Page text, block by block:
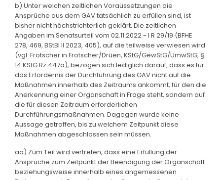
b) Unter welchen zeitlichen Voraussetzungen die
Ansprüche aus dem GAV tatsächlich zu erfüllen sind, ist
bisher nicht höchstrichterlich geklärt. Die zeitlichen
Angaben im Senatsurteil vom 02.11.2022 - I R 29/19 (BFHE
278, 469, BStBl II 2023, 405), auf die teilweise verwiesen wird
(vgl. Frotscher in Frotscher/Drüen, KStG/GewStG/UmwStG, §
14 KStG Rz 447a), bezogen sich lediglich darauf, dass es für
das Erfordernis der Durchführung des GAV nicht auf die
Maßnahmen innerhalb des Zeitraums ankommt, für den die
Anerkennung einer Organschaft in Frage steht, sondern auf
die für diesen Zeitraum erforderlichen
Durchführungsmaßnahmen. Dagegen wurde keine
Aussage getroffen, bis zu welchem Zeitpunkt diese
Maßnahmen abgeschlossen sein müssen.
aa) Zum Teil wird vertreten, dass eine Erfüllung der
Ansprüche zum Zeitpunkt der Beendigung der Organschaft
beziehungsweise innerhalb eines angemessenen